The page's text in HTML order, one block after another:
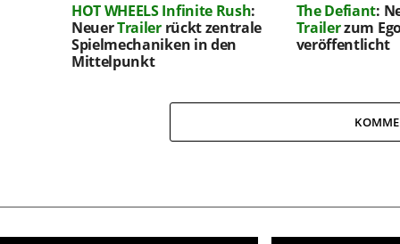
HOT WHEELS Infinite Rush:
NeuerTrailerrückt zentrale
Spielmechaniken in den
Mittelpunkt
The Defiant:
Trailerzum
veröffentlicht